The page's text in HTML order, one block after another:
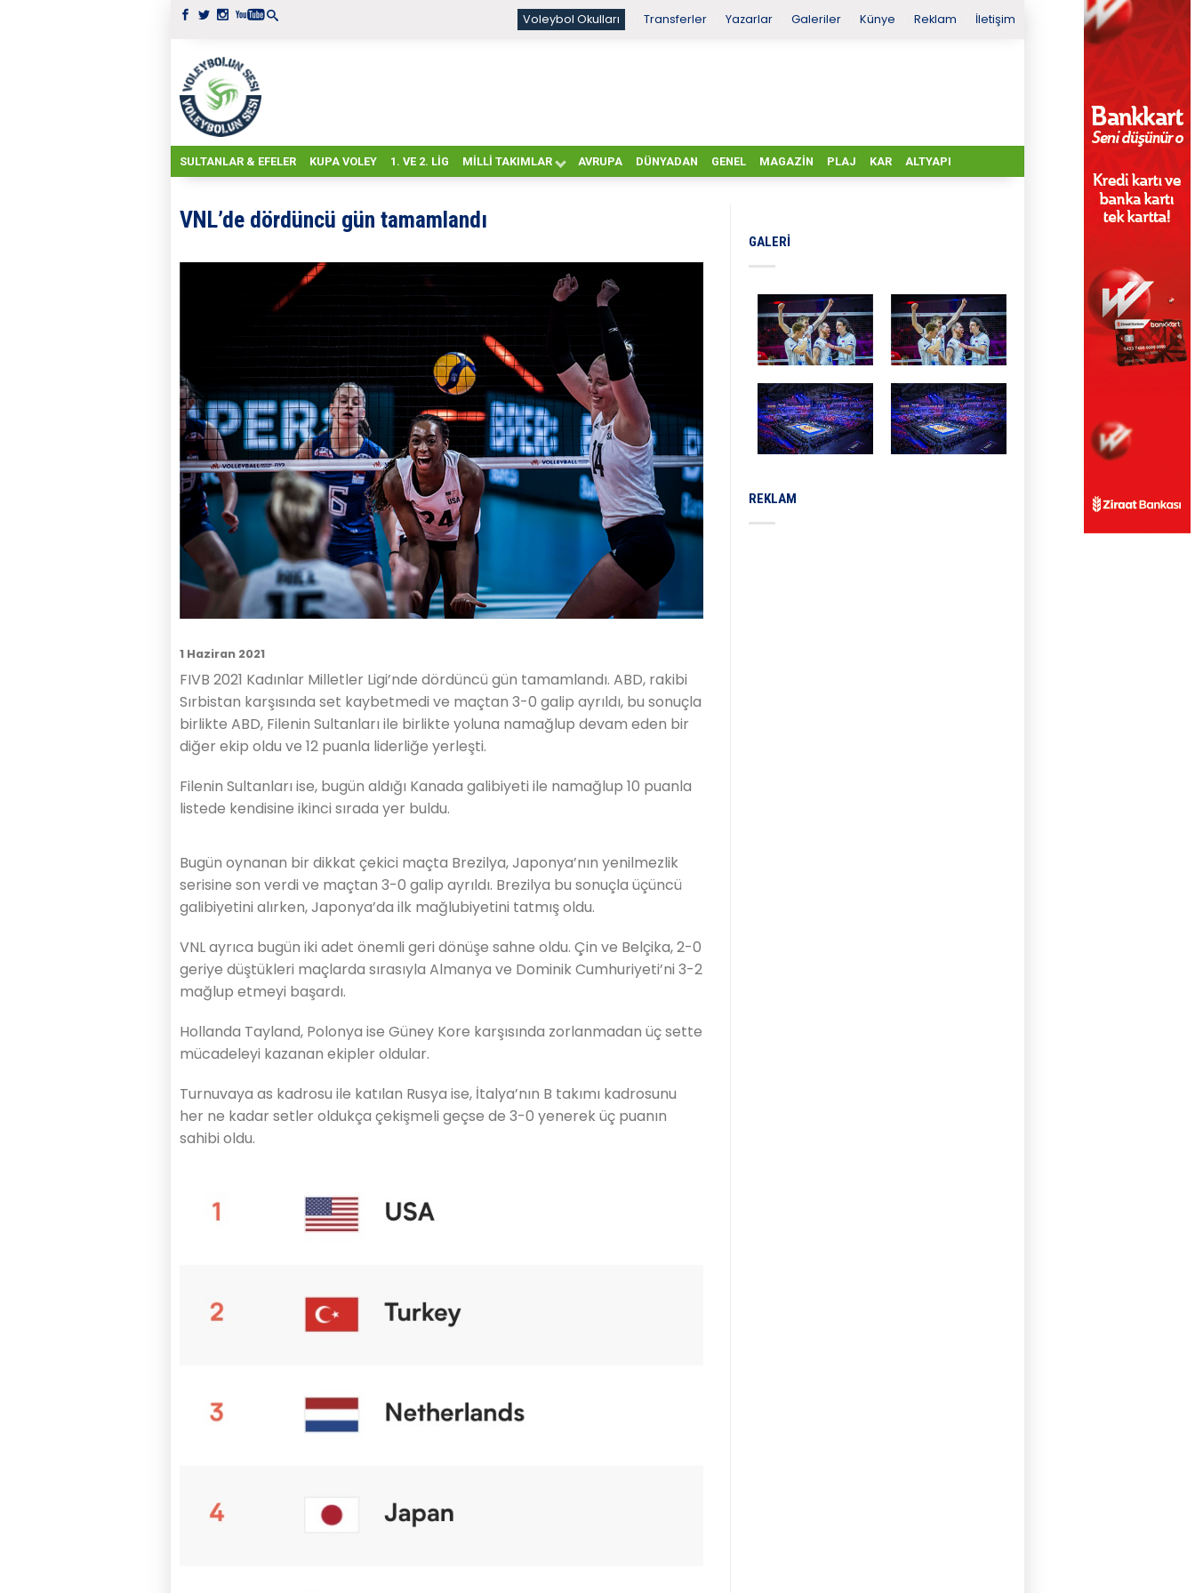
Voleybol Okulları Transferler Yazarlar Galeriler Künye Reklam İletişim
SULTANLAR & EFELER KUPA VOLEY 1. VE 2. LIG MILLI TAKIMLAR AVRUPA DÜNYADAN GENEL MAGAZIN PLAJ KAR ALTYAPI
VNL’de dördüncü gün tamamlandı
1 Haziran 2021
FIVB 2021 Kadınlar Milletler Ligi’nde dördüncü gün tamamlandı. ABD, rakibi
Sırbistan karşısında set kaybetmedi ve maçtan 3-0 galip ayrıldı, bu sonuçla
birlikte ABD, Filenin Sultanları ile birlikte yoluna namağlup devam eden bir
diğer ekip oldu ve 12 puanla liderliğe yerleşti.
Filenin Sultanları ise, bugün aldığı Kanada galibiyeti ile namağlup 10 puanla
listede kendisine ikinci sırada yer buldu.
Bugün oynanan bir dikkat çekici maçta Brezilya, Japonya’nın yenilmezlik
serisine son verdi ve maçtan 3-0 galip ayrıldı. Brezilya bu sonuçla üçüncü
galibiyetini alırken, Japonya’da ilk mağlubiyetini tatmış oldu.
VNL ayrıca bugün iki adet önemli geri dönüşe sahne oldu. Çin ve Belçika, 2-0
geriye düştükleri maçlarda sırasıyla Almanya ve Dominik Cumhuriyeti’ni 3-2
mağlup etmeyi başardı.
Hollanda Tayland, Polonya ise Güney Kore karşısında zorlanmadan üç sette
mücadeleyi kazanan ekipler oldular.
Turnuvaya as kadrosu ile katılan Rusya ise, İtalya’nın B takımı kadrosunu
her ne kadar setler oldukça çekişmeli geçse de 3-0 yenerek üç puanın
sahibi oldu.
GALERI
REKLAM